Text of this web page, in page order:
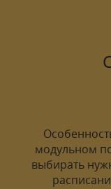
модульном
выбирать